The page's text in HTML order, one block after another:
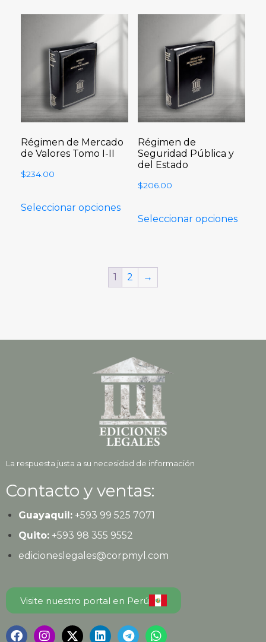
Régimen de Mercado
de Valores Tomo I-II
$234.00
Seleccionar opciones
Régimen de
Seguridad Pública y
del Estado
$206.00
Seleccionar opciones
1 2 →
La respuesta justa a su necesidad de información
Contacto y ventas:
Guayaquil:+593 99 525 7071
Quito:+593 98 355 9552
edicioneslegales@corpmyl.com
Visite nuestro portal en Perú